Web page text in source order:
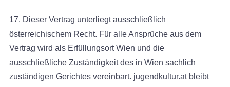
17. Dieser Vertrag unterliegt ausschließlich
österreichischem Recht. Für alle Ansprüche aus dem
Vertrag wird als Erfüllungsort Wien und die
ausschließliche Zuständigkeit des in Wien sachlich
zuständigen Gerichtes vereinbart. jugendkultur.at bleibt